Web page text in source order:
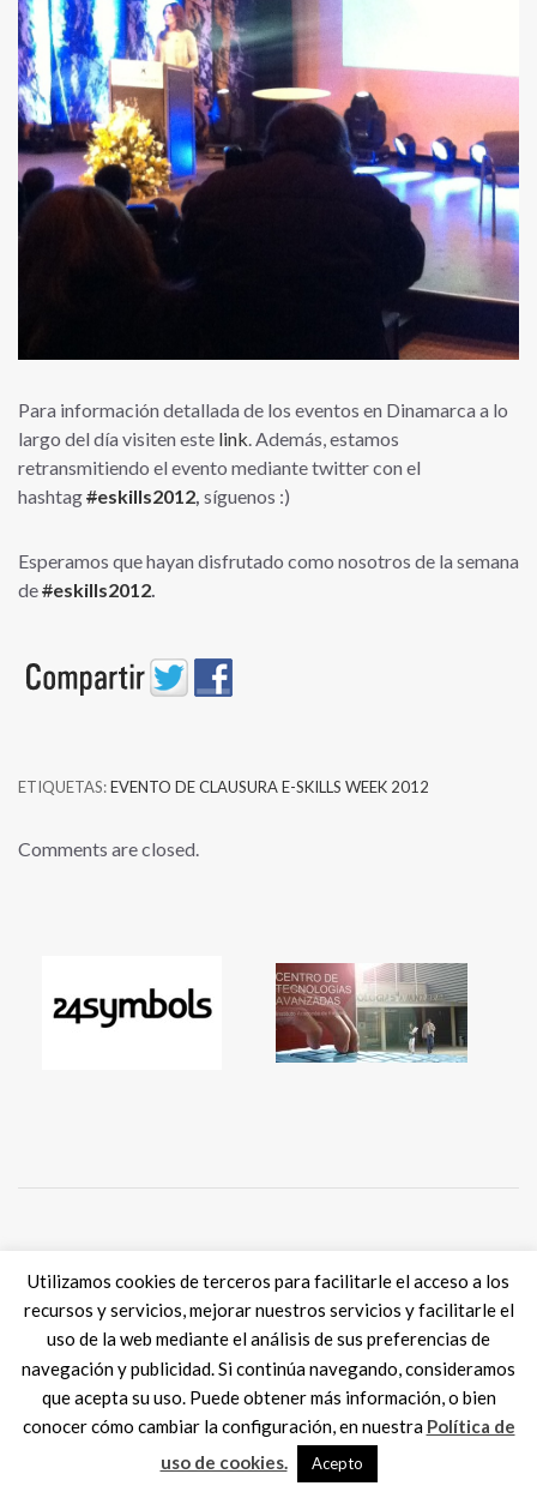
Para información detallada de los eventos en Dinamarca a lo
largo del día visiten este link. Además, estamos
retransmitiendo el evento mediante twitter con el
hashtag#eskills2012, síguenos :)
Esperamos que hayan disfrutado como nosotros de la semana
de#eskills2012.
ETIQUETAS:EVENTO DE CLAUSURA E-SKILLS WEEK 2012
Comments are closed.
Digital Skills ES2017 SPAIN |Aviso legal|Política de Cookies
MadisonMk
Utilizamos cookies de terceros para facilitarle el acceso a los
recursos y servicios, mejorar nuestros servicios y facilitarle el
uso de la web mediante el análisis de sus preferencias de
navegación y publicidad. Si continúa navegando, consideramos
que acepta su uso. Puede obtener más información, o bien
conocer cómo cambiar la configuración, en nuestra Política de
uso de cookies.
Acepto